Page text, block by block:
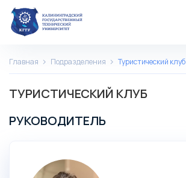
Главная Подразделения Туристический клуб
ТУРИСТИЧЕСКИЙ КЛУБ
РУКОВОДИТЕЛЬ